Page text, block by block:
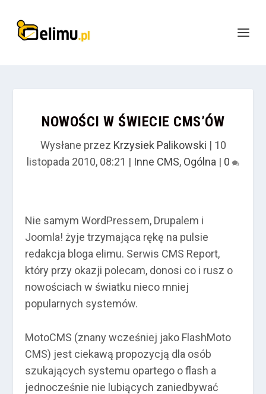
NOWOŚCI W ŚWIECIE CMS’ÓW
Wysłane przez Krzysiek Palikowski | 10
listopada 2010, 08:21 | Inne CMS, Ogólna | 0
Nie samym WordPressem, Drupalem i
Joomla! żyje trzymająca rękę na pulsie
redakcja bloga elimu. Serwis CMS Report,
który przy okazji polecam, donosi co i rusz o
nowościach w światku nieco mniej
popularnych systemów.
MotoCMS (znany wcześniej jako FlashMoto
CMS) jest ciekawą propozycją dla osób
szukających systemu opartego o flash a
jednocześnie nie lubiących zaniedbywać